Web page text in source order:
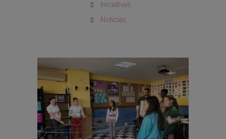
Iniciatives
Noticias